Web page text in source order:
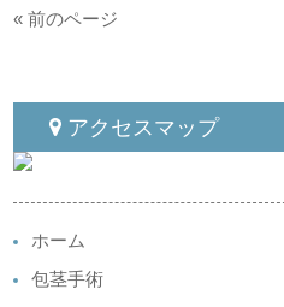
« 前のページ
アクセスマップ
ホーム
包茎手術